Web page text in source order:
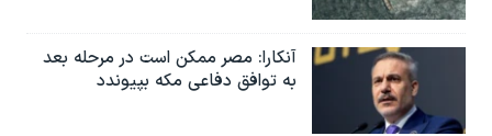
آنکارا: مصر ممکن است در مرحله بعد
به توافق دفاعی مکه بپیوندد